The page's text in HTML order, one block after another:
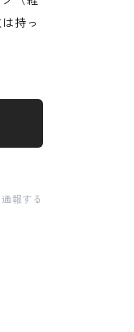
持っ
通報する